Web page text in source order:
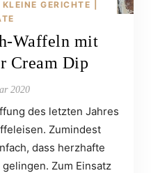
KLEINE GERICHTE |
Waffeln mit
Cream Dip
2020
des letzten Jahres
Zumindest
dass herzhafte
Zum Einsatz